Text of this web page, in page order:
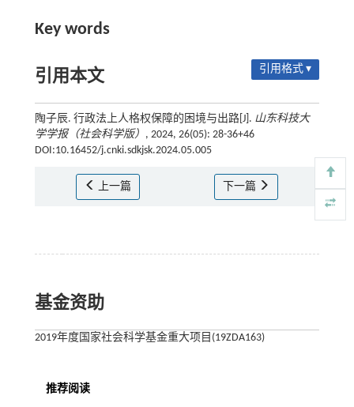
Key words
引用本文 引用格式 ▾
陶子辰. 行政法上人格权保障的困境与出路[J]. 山东科技大
学学报（社会科学版） , 2024, 26(05): 28-36+46
DOI:10.16452/j.cnki.sdkjsk.2024.05.005
上一篇 下一篇
基金资助
2019年度国家社会科学基金重大项目(19ZDA163)